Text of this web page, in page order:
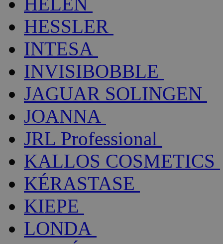
HESSLER
INTESA
INVISIBOBBLE
JAGUAR SOLINGEN
JOANNA
JRL Professional
KALLOS COSMETICS
KÉRASTASE
KIEPE
LONDA